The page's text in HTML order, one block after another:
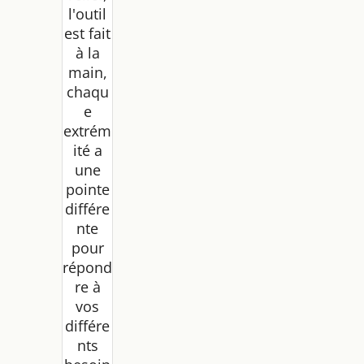
l'outil
est fait
à la
main,
chaqu
e
extrém
ité a
une
pointe
différe
nte
pour
répond
re à
vos
différe
nts